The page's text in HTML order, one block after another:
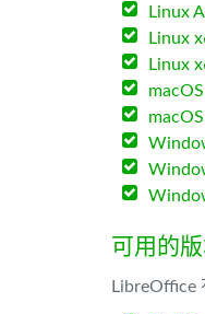
Linux
Linux
Linux
可用的
LibreOffice